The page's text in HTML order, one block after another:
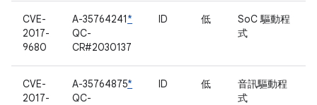
CVE-
2017-
9680
A-35764241*
QC-
CR#2030137
ID 低
SoC 驅動程
式
CVE-
2017-
A-35764875*
QC-
ID 低
音訊驅動程
式